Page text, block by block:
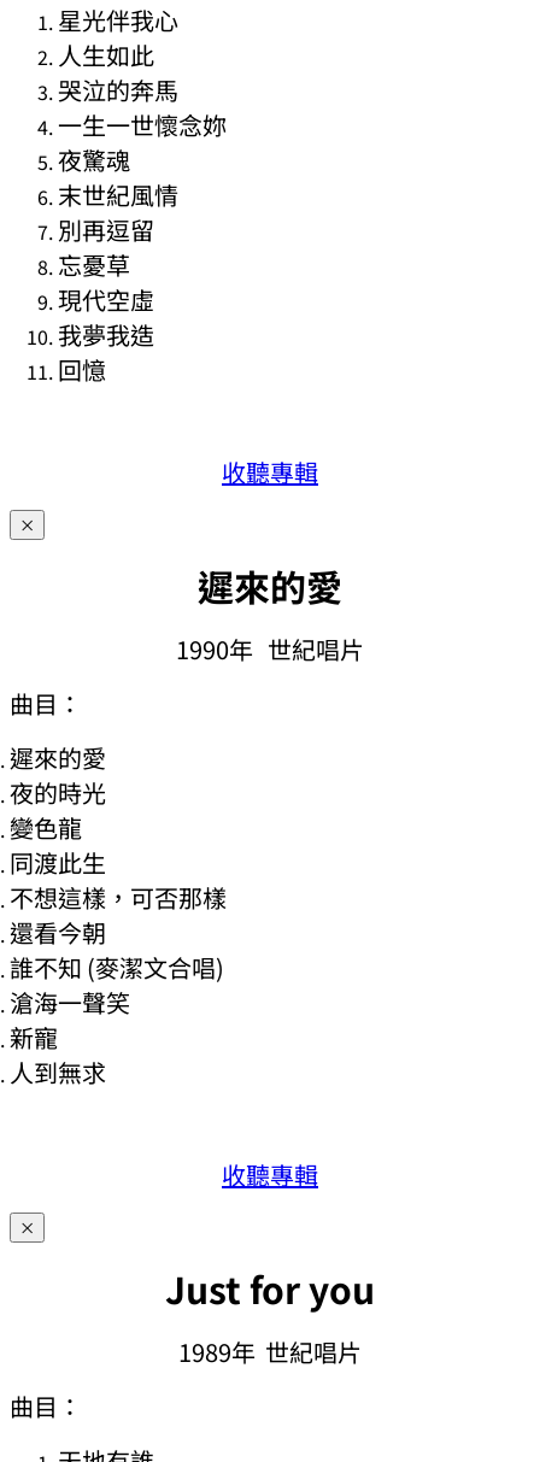
星光伴我心
人生如此
哭泣的奔馬
一生一世懷念妳
夜驚魂
末世紀風情
別再逗留
忘憂草
現代空虛
我夢我造
回憶
收聽專輯
×
遲來的愛
1990年 世紀唱片
曲目：
遲來的愛
夜的時光
變色龍
同渡此生
不想這樣，可否那樣
還看今朝
誰不知 (麥潔文合唱)
滄海一聲笑
新寵
人到無求
收聽專輯
×
Just for you
1989年 世紀唱片
曲目：